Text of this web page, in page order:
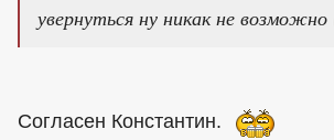
увернуться ну никак не возможно
Согласен Константин.